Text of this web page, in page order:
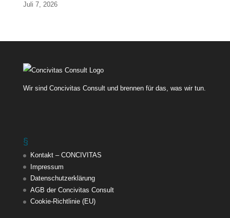
Juli 7, 2026
Wir sind Concivitas Consult und brennen für das, was wir tun.
§
Kontakt – CONCIVITAS
Impressum
Datenschutzerklärung
AGB der Concivitas Consult
Cookie-Richtlinie (EU)